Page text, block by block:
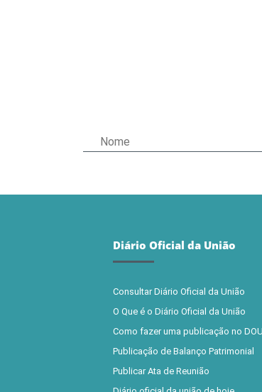
Diário Oficial da União
Consultar Diário Oficial da União
O Que é o Diário Oficial da União
Como fazer uma publicação no DOU
Publicação de Balanço Patrimonial
Publicar Ata de Reunião